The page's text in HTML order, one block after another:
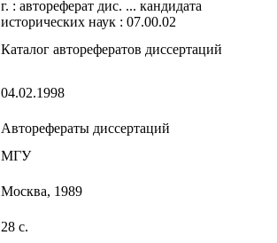
г. : автореферат дис. ... кандидата
исторических наук : 07.00.02
Каталог авторефератов диссертаций
04.02.1998
Авторефераты диссертаций
МГУ
Москва, 1989
28 с.